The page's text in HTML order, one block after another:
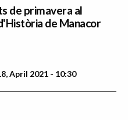
de primavera al
de Manacor
April 2021 - 10:30